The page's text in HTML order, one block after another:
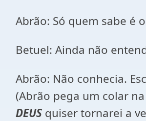
Abrão: Só quem sabe é o
Betuel: Ainda não
Abrão: Não conhecia.
(Abrão pega um colar
DEUS quiser tornarei a